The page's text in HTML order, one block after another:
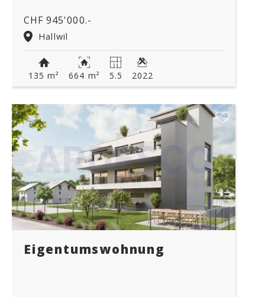
CHF 945'000.-
Hallwil
135 m² 664 m² 5.5 2022
Eigentumswohnung